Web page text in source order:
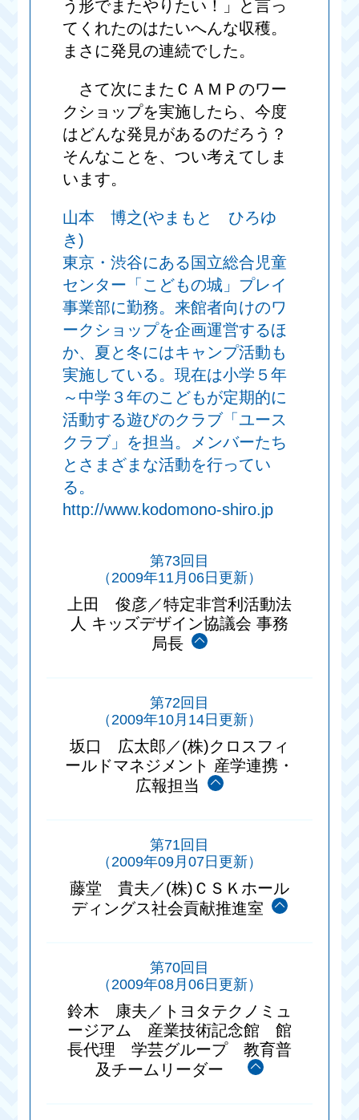
う形でまたやりたい！」と言っ
てくれたのはたいへんな収穫。
まさに発見の連続でした。
さて次にまたＣＡＭＰのワー
クショップを実施したら、今度
はどんな発見があるのだろう？
そんなことを、つい考えてしま
います。
山本 博之(やまもと ひろゆ
き)
東京・渋谷にある国立総合児童
センター「こどもの城」プレイ
事業部に勤務。来館者向けのワ
ークショップを企画運営するほ
か、夏と冬にはキャンプ活動も
実施している。現在は小学５年
～中学３年のこどもが定期的に
活動する遊びのクラブ「ユース
クラブ」を担当。メンバーたち
とさまざまな活動を行ってい
る。
http://www.kodomono-shiro.jp
第73回目
（2009年11月06日更新）
上田 俊彦／特定非営利活動法
人 キッズデザイン協議会 事務
局長
第72回目
（2009年10月14日更新）
坂口 広太郎／(株)クロスフィ
ールドマネジメント 産学連携・
広報担当
第71回目
（2009年09月07日更新）
藤堂 貴夫／(株)ＣＳＫホール
ディングス社会貢献推進室
第70回目
（2009年08月06日更新）
鈴木 康夫／トヨタテクノミュ
ージアム 産業技術記念館 館
長代理 学芸グループ 教育普
及チームリーダー